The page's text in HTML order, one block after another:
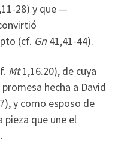
28) y que —
(cf. Gn 41,41-44).
Mt1,16.20), de cuya
hecha a David
7), y como esposo de
pieza que une el